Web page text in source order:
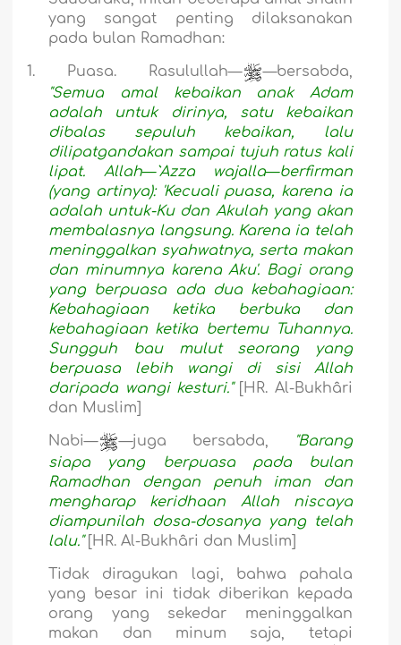
yang sangat penting dilaksanakan
pada bulan Ramadhan:
1. Puasa. Rasulullah—
—bersabda,
"Semua amal kebaikan anak Adam
adalah untuk dirinya, satu kebaikan
dibalas sepuluh kebaikan, lalu
dilipatgandakan sampai tujuh ratus kali
lipat. Allah—`Azza wajalla—berfirman
(yang artinya): 'Kecuali puasa, karena ia
adalah untuk-Ku dan Akulah yang akan
membalasnya langsung. Karena ia telah
meninggalkan syahwatnya, serta makan
dan minumnya karena Aku'. Bagi orang
yang berpuasa ada dua kebahagiaan:
Kebahagiaan ketika berbuka dan
kebahagiaan ketika bertemu Tuhannya.
Sungguh bau mulut seorang yang
berpuasa lebih wangi di sisi Allah
daripada wangi kesturi."
[HR. Al-Bukhâri
dan Muslim]
Nabi— —juga bersabda,
"Barang
siapa yang berpuasa pada bulan
Ramadhan dengan penuh iman dan
mengharap keridhaan Allah niscaya
diampunilah dosa-dosanya yang telah
lalu."[HR. Al-Bukhâri dan Muslim]
Tidak diragukan lagi, bahwa pahala
yang besar ini tidak diberikan kepada
orang yang sekedar meninggalkan
makan dan minum saja, tetapi